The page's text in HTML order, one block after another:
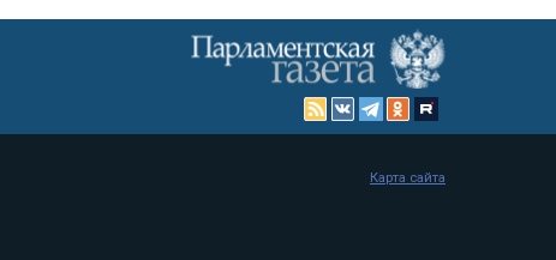
Карта сайта